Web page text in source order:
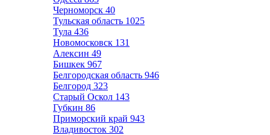
Черноморск 40
Тульская область 1025
Тула 436
Новомосковск 131
Алексин 49
Бишкек 967
Белгородская область 946
Белгород 323
Старый Оскол 143
Губкин 86
Приморский край 943
Владивосток 302